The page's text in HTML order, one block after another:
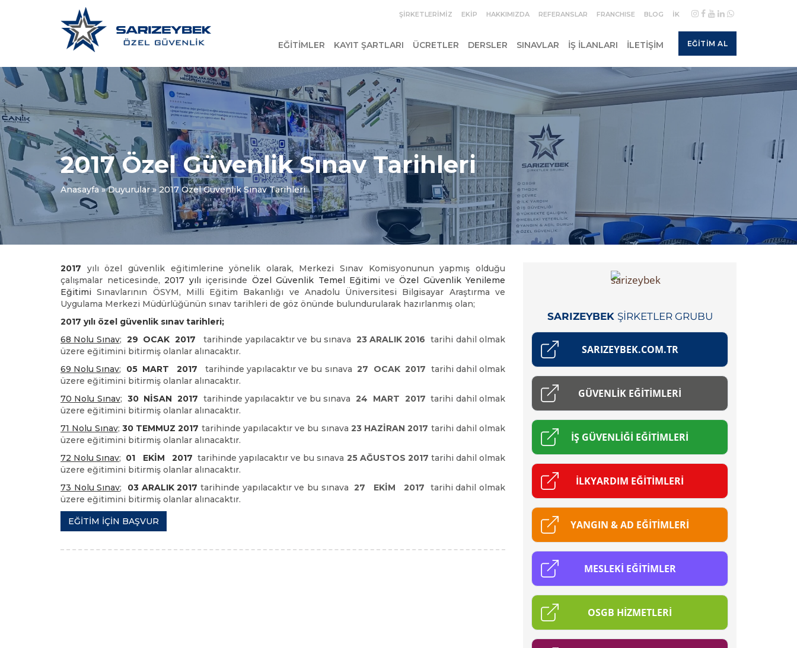
ŞIRKETLERIMIZ EKIP HAKKIMIZDA REFERANSLAR FRANCHISE BLOG İK
EĞITIMLER KAYIT ŞARTLARI ÜCRETLER DERSLER SINAVLAR İŞ İLANLARI İLETIŞIM EĞITIM AL
2017 Özel Güvenlik Sınav Tarihleri
Anasayfa»Duyurular» 2017 Özel Güvenlik Sınav Tarihleri
2017 yılı özel güvenlik eğitimlerine yönelik olarak, Merkezi Sınav Komisyonunun yapmış olduğu
çalışmalar neticesinde, 2017 yılı içerisinde Özel Güvenlik Temel Eğitimi ve Özel Güvenlik Yenileme
Eğitimi Sınavlarının ÖSYM, Milli Eğitim Bakanlığı ve Anadolu Üniversitesi Bilgisayar Araştırma ve
Uygulama Merkezi Müdürlüğünün sınav tarihleri de göz önünde bulundurularak hazırlanmış olan;
2017 yılı özel güvenlik sınav tarihleri;
68 Nolu Sınav; 29 OCAK 2017 tarihinde yapılacaktır ve bu sınava 23 ARALIK 2016 tarihi dahil olmak
üzere eğitimini bitirmiş olanlar alınacaktır.
69 Nolu Sınav; 05 MART 2017 tarihinde yapılacaktır ve bu sınava27 OCAK 2017 tarihi dahil olmak
üzere eğitimini bitirmiş olanlar alınacaktır.
70 Nolu Sınav; 30 NİSAN 2017 tarihinde yapılacaktır ve bu sınava 24 MART 2017 tarihi dahil olmak
üzere eğitimini bitirmiş olanlar alınacaktır.
71 Nolu Sınav; 30 TEMMUZ 2017 tarihinde yapılacaktır ve bu sınava 23 HAZİRAN 2017 tarihi dahil olmak
üzere eğitimini bitirmiş olanlar alınacaktır.
72 Nolu Sınav; 01 EKİM 2017 tarihinde yapılacaktır ve bu sınava 25 AĞUSTOS 2017 tarihi dahil olmak
üzere eğitimini bitirmiş olanlar alınacaktır.
73 Nolu Sınav; 03 ARALIK 2017 tarihinde yapılacaktır ve bu sınava27 EKİM 2017
tarihi dahil olmak
üzere eğitimini bitirmiş olanlar alınacaktır.
EĞİTİM İÇİN BAŞVUR